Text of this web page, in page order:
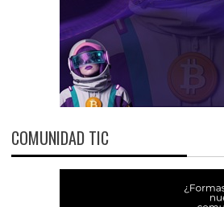
COMUNIDAD TIC